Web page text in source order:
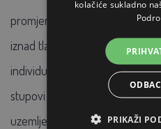
promjera 2,5 mm. Možete
iznad tla koristeći čvrste
individualni odabir načina
stupovi se lako premještaju. Tu
uzemljenje ograde.
kolačiće sukladno
PRIKAŽI